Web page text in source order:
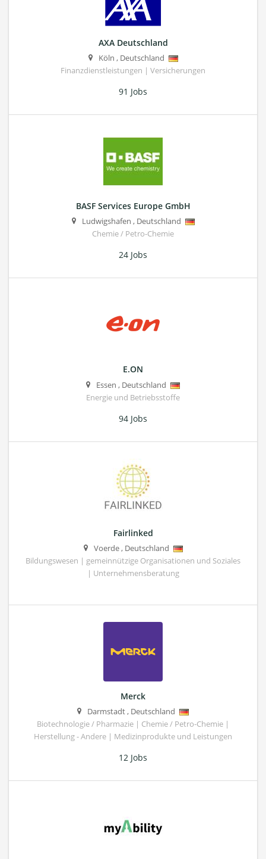
AXA Deutschland
Köln , Deutschland
Finanzdienstleistungen | Versicherungen
91 Jobs
BASF Services Europe GmbH
Ludwigshafen , Deutschland
Chemie / Petro-Chemie
24 Jobs
E.ON
Essen , Deutschland
Energie und Betriebsstoffe
94 Jobs
Fairlinked
Voerde, Deutschland
Bildungswesen | gemeinnützige Organisationen und Soziales
| Unternehmensberatung
Merck
Darmstadt, Deutschland
Biotechnologie / Pharmazie | Chemie / Petro-Chemie |
Herstellung - Andere | Medizinprodukte und Leistungen
12 Jobs